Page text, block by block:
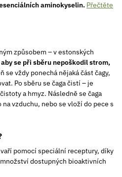
aminokyselin. Přečtěte
způsobem – v estonských
se při sběru nepoškodil strom,
se vždy ponechá nějaká část čagy,
Po sběru se čaga čistí – je
a hmyz. Následně se čaga
vzduchu, nebo se vloží do pece s
vaří pomocí speciální receptury, díky
dostupných bioaktivních